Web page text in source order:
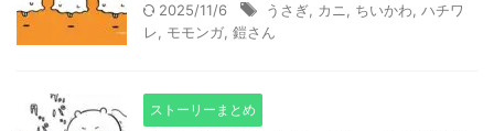
2025/11/6 うさぎ カニ ちいかわ ハチワ
レ
モモンガ 鎧さん
ストーリーまとめ